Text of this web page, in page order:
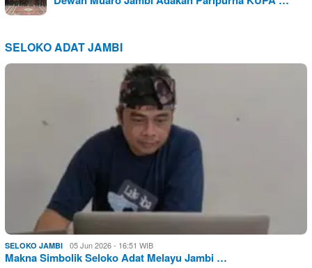
SELOKO ADAT JAMBI
SELOKO JAMBI 05 Jun 2026 - 16:51 WIB
Makna Simbolik Seloko Adat Melayu Jambi …